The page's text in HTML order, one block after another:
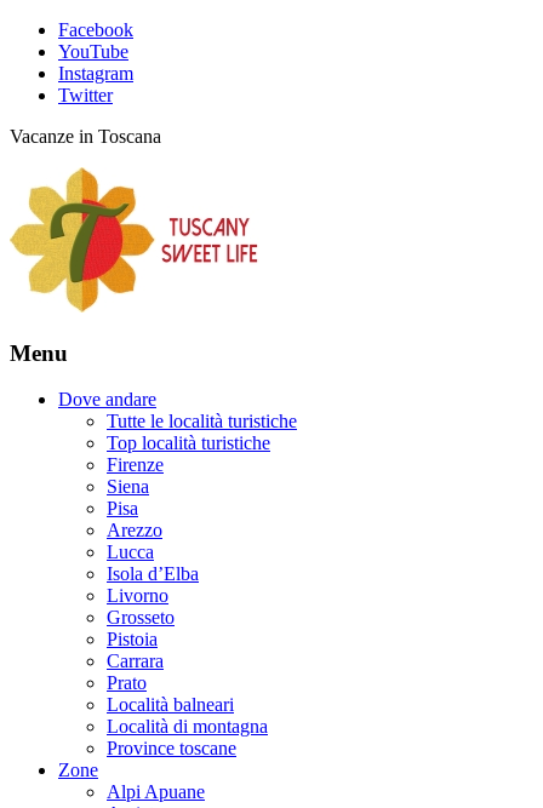
Facebook
YouTube
Instagram
Twitter
Vacanze in Toscana
Menu
Dove andare
Tutte le località turistiche
Top località turistiche
Firenze
Siena
Pisa
Arezzo
Lucca
Isola d’Elba
Livorno
Grosseto
Pistoia
Carrara
Prato
Località balneari
Località di montagna
Province toscane
Zone
Alpi Apuane